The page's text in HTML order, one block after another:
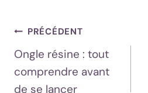
Navigation
De
L’article
PRÉCÉDENT
Ongle résine : tout
comprendre avant
de se lancer